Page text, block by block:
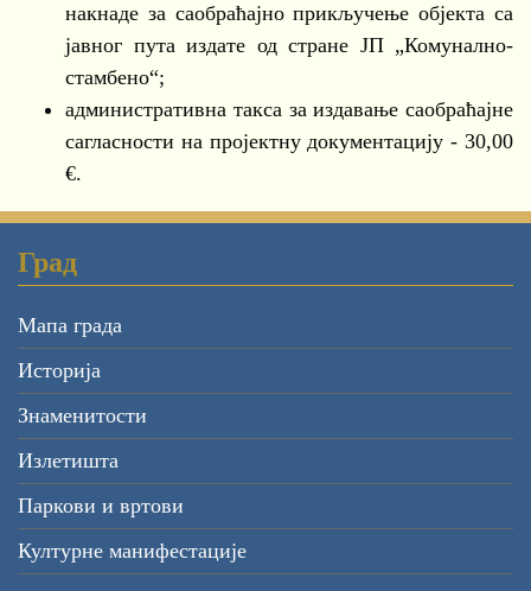
накнаде за саобраћајно прикључење објекта са
јавног пута издате од стране ЈП „Комунално-
стамбено“;
административна такса за издавање саобраћајне
сагласности на пројектну документацију - 30,00
€.
Град
Мапа града
Историја
Знаменитости
Излетишта
Паркови и вртови
Културне манифестације